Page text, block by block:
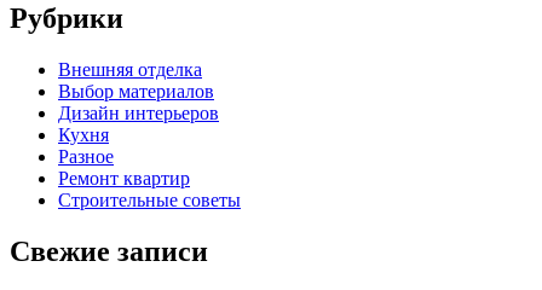
Рубрики
Внешняя отделка
Выбор материалов
Дизайн интерьеров
Кухня
Разное
Ремонт квартир
Строительные советы
Свежие записи